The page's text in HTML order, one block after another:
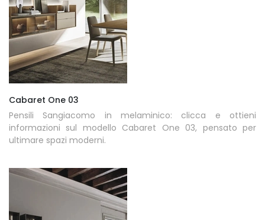
Cabaret One 03
Pensili Sangiacomo in melaminico: clicca e ottieni
informazioni sul modello Cabaret One 03, pensato per
ultimare spazi moderni.